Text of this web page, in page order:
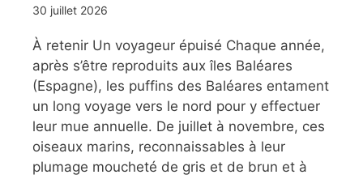
30 juillet 2026
À retenir Un voyageur épuisé Chaque année,
après s’être reproduits aux îles Baléares
(Espagne), les puffins des Baléares entament
un long voyage vers le nord pour y effectuer
leur mue annuelle. De juillet à novembre, ces
oiseaux marins, reconnaissables à leur
plumage moucheté de gris et de brun et à